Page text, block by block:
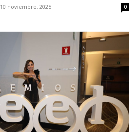
10 noviembre, 2025 0